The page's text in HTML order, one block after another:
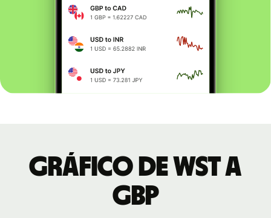
Gráfico de WST a
GBP